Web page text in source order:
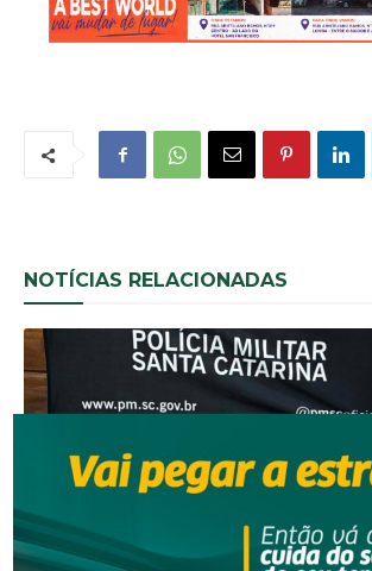
NOTÍCIAS RELACIONADAS
Segurança